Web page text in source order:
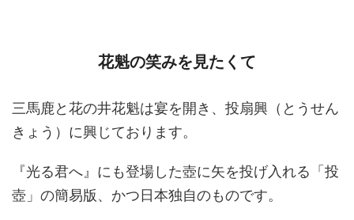
花魁の笑みを見たくて
三馬鹿と花の井花魁は宴を開き、投扇興（とうせん
きょう）に興じております。
『光る君へ』にも登場した壺に矢を投げ入れる「投
壺」の簡易版、かつ日本独自のものです。